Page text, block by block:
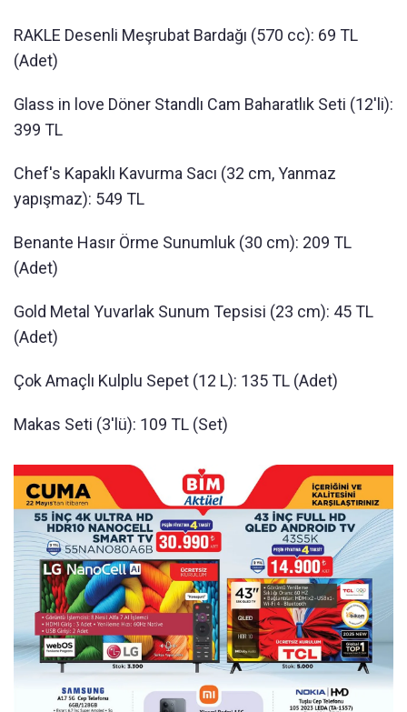
RAKLE Desenli Meşrubat Bardağı (570 cc): 69 TL
(Adet)
Glass in love Döner Standlı Cam Baharatlık Seti (12'li):
399 TL
Chef's Kapaklı Kavurma Sacı (32 cm, Yanmaz
yapışmaz): 549 TL
Benante Hasır Örme Sunumluk (30 cm): 209 TL
(Adet)
Gold Metal Yuvarlak Sunum Tepsisi (23 cm): 45 TL
(Adet)
Çok Amaçlı Kulplu Sepet (12 L): 135 TL (Adet)
Makas Seti (3'lü): 109 TL (Set)